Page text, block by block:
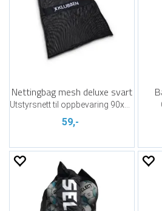
Nettingbag mesh deluxe svart
59,-